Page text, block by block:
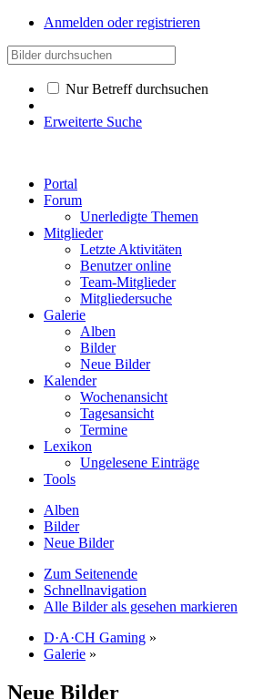
Anmelden oder registrieren
Nur Betreff durchsuchen
Erweiterte Suche
Portal
Forum
Unerledigte Themen
Mitglieder
Letzte Aktivitäten
Benutzer online
Team-Mitglieder
Mitgliedersuche
Galerie
Alben
Bilder
Neue Bilder
Kalender
Wochenansicht
Tagesansicht
Termine
Lexikon
Ungelesene Einträge
Tools
Alben
Bilder
Neue Bilder
Zum Seitenende
Schnellnavigation
Alle Bilder als gesehen markieren
D·A·CH Gaming »
Galerie »
Neue Bilder